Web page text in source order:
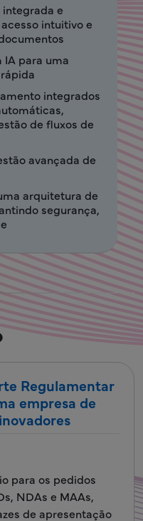
e
intuitivo e
IA para uma
integrados
de fluxos de
avançada de
arquitetura de
segurança,
Regulamentar
empresa de
para os pedidos
NDAs e MAAs,
de apresentação